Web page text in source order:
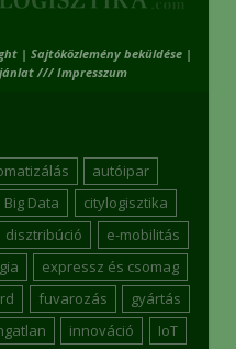
| Sajtóközlemény beküldése |
/// Impresszum
autóipar
Big Data
citylogisztika
disztribúció
e-mobilitás
expressz és csomag
fuvarozás
gyártás
innováció
IoT